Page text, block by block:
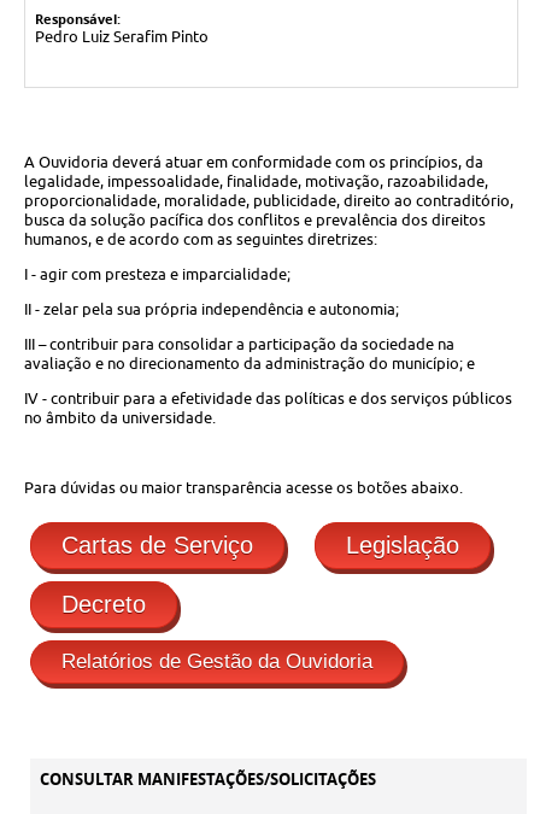
Responsável:
Pedro Luiz Serafim Pinto
A Ouvidoria deverá atuar em conformidade com os princípios, da
legalidade, impessoalidade, finalidade, motivação, razoabilidade,
proporcionalidade, moralidade, publicidade, direito ao contraditório,
busca da solução pacífica dos conflitos e prevalência dos direitos
humanos, e de acordo com as seguintes diretrizes:
I - agir com presteza e imparcialidade;
II - zelar pela sua própria independência e autonomia;
III – contribuir para consolidar a participação da sociedade na
avaliação e no direcionamento da administração do município; e
IV - contribuir para a efetividade das políticas e dos serviços públicos
no âmbito da universidade.
Para dúvidas ou maior transparência acesse os botões abaixo.
Cartas de Serviço Legislação
Decreto
Relatórios de Gestão da Ouvidoria
CONSULTAR MANIFESTAÇÕES/SOLICITAÇÕES